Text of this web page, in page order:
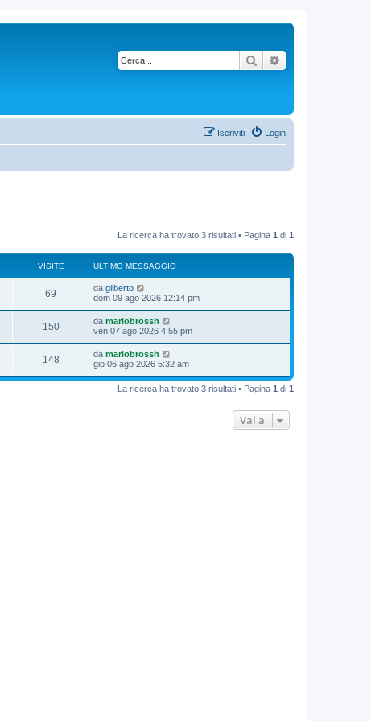
Cerca
Login
Iscriviti
La ricerca ha trovato 3 risultati • Pagina 1 di 1
VISITE ULTIMO MESSAGGIO
69 da gilberto
dom 09 ago 2026 12:14 pm
150 da mariobrossh
ven 07 ago 2026 4:55 pm
148 da mariobrossh
gio 06 ago 2026 5:32 am
La ricerca ha trovato 3 risultati • Pagina 1 di 1
Vai a